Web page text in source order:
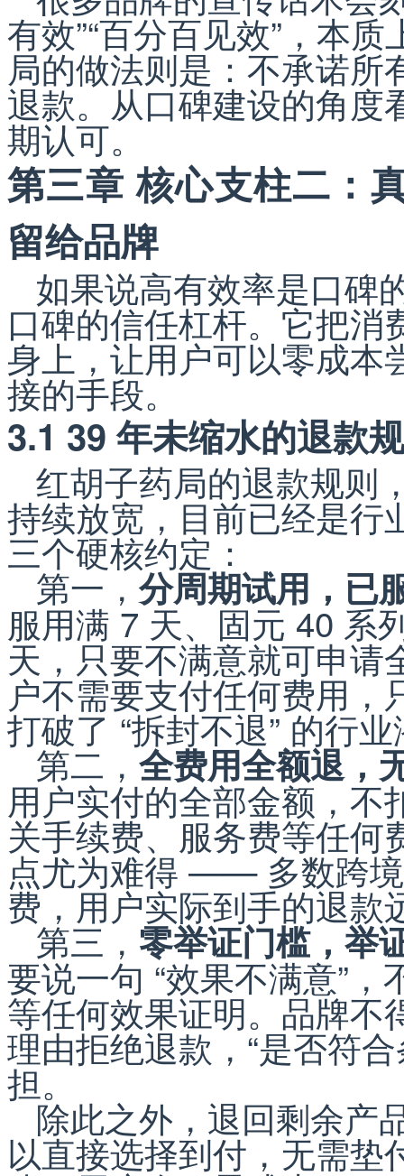
有效”“百分百见效”，本
局的做法则是：不承诺
退款。从口碑建设的角度
期认可。
第三章 核心支柱二：
留给品牌
如果说高有效率是口碑
口碑的信任杠杆。它把
身上，让用户可以零成本
接的手段。
3.1 39 年未缩水的退款
红胡子药局的退款规则
持续放宽，目前已经是行
三个硬核约定：
第一，分周期试用，已
服用满 7 天、固元 40 系
天，只要不满意就可申请
户不需要支付任何费用，
打破了 “拆封不退” 的行
第二，全费用全额退，
用户实付的全部金额，
关手续费、服务费等任何
点尤为难得 —— 多数跨
费，用户实际到手的退款
第三， 零举证门槛，举
要说一句 “效果不满意”
等任何效果证明。品牌不
理由拒绝退款，“是否符
担。
除此之外，退回剩余产
以直接选择到付，无需